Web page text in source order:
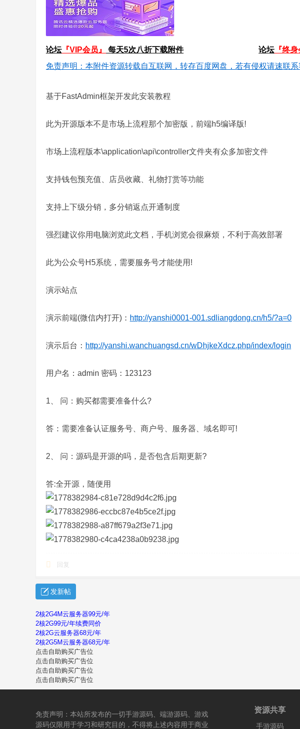
论坛『VIP会员』 每天5次八折下载附件 论坛『终身
免责声明：本附件资源转载自互联网，转存百度网盘，若有侵权请速联
基于FastAdmin框架开发此安装教程
此为开源版本不是市场上流程那个加密版，前端h5编译版!
市场上流程版本\application\api\controller文件夹有众多加密文件
支持钱包预充值、店员收藏、礼物打赏等功能
支持上下级分销，多分销返点开通制度
强烈建议你用电脑浏览此文档，手机浏览会很麻烦，不利于高效部署
此为公众号H5系统，需要服务号才能使用!
演示站点
演示前端(微信内打开)： http://yanshi0001-001.sdliangdong.cn/h5/?a=0
演示后台： http://yanshi.wanchuangsd.cn/wDhjkeXdcz.php/index/login
用户名：admin 密码：123123
1、 问：购买都需要准备什么?
答：需要准备认证服务号、商户号、服务器、域名即可!
2、 问：源码是开源的吗，是否包含后期更新?
答:全开源，随便用
回复
发新帖
2核2G4M云服务器99元/年
2核2G99元/年续费同价
2核2G云服务器68元/年
2核2G5M云服务器68元/年
点击自助购买广告位
点击自助购买广告位
点击自助购买广告位
点击自助购买广告位
免责声明：本站所发布的一切手游源码、端游源码、游戏
源码仅限用于学习和研究目的，不得将上述内容用于商业
资源共享
手游源码